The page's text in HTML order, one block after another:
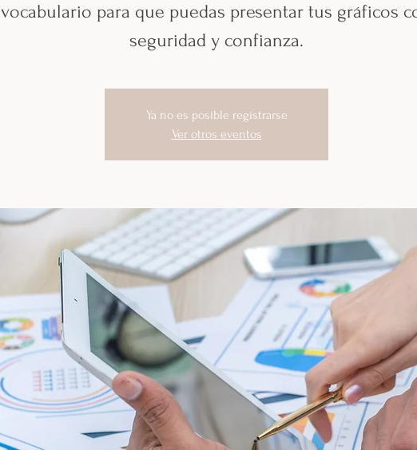
vocabulario para que puedas presentar tus gráficos
seguridad y confianza.
Ya no es posible registrarse
Ver otros eventos